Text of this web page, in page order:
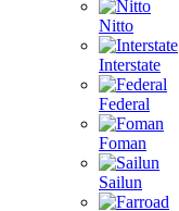
Nitto
Interstate
Federal
Foman
Sailun